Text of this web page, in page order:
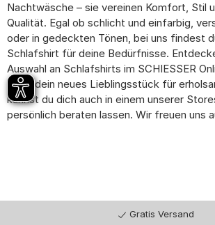
Nachtwäsche – sie vereinen Komfort, Stil
Qualität. Egal ob schlicht und einfarbig,
oder in gedeckten Tönen, bei uns findest
Schlafshirt für deine Bedürfnisse.
Auswahl an Schlafshirts im SCHIESSER
finde dein neues Lieblingsstück für
kannst du dich auch in einem unserer
persönlich beraten lassen. Wir freuen uns
Gratis Versand